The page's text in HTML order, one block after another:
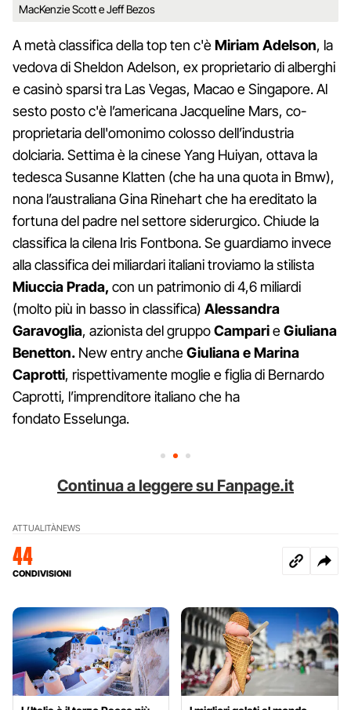
MacKenzie Scott e Jeff Bezos
A metà classifica della top ten c'èMiriam Adelson, la
vedova di Sheldon Adelson, ex proprietario di alberghi
e casinò sparsi tra Las Vegas, Macao e Singapore. Al
sesto posto c'è l’americana Jacqueline Mars, co-
proprietaria dell'omonimo colosso dell’industria
dolciaria. Settima è la cinese Yang Huiyan, ottava la
tedesca Susanne Klatten (che ha una quota in Bmw),
nona l’australiana Gina Rinehart che ha ereditato la
fortuna del padre nel settore siderurgico. Chiude la
classifica la cilena Iris Fontbona. Se guardiamo invece
alla classifica dei miliardari italiani troviamo la stilista
Miuccia Prada, con un patrimonio di 4,6 miliardi
(molto più in basso in classifica) Alessandra
Garavoglia, azionista del gruppoCamparieGiuliana
Benetton. New entry ancheGiuliana e Marina
Caprotti, rispettivamente moglie e figlia di Bernardo
Caprotti, l’imprenditore italiano che ha
fondato Esselunga.
Continua a leggere su Fanpage.it
ATTUALITÀNEWS
44
CONDIVISIONI